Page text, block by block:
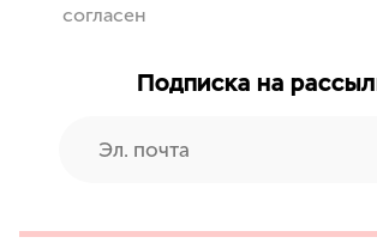
согласен
Подписка на